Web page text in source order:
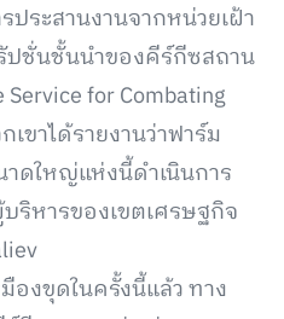
ประสานงานจากหน่วยเฝ้า
ปชั่นชั้นนำของคีร์กีซสถาน
for Combating
เขาได้รายงานว่าฟาร์ม
ดใหญ่แห่งนี้ดำเนินการ
ริหารของเขตเศรษฐกิจ
องขุดในครั้งนี้แล้ว ทาง